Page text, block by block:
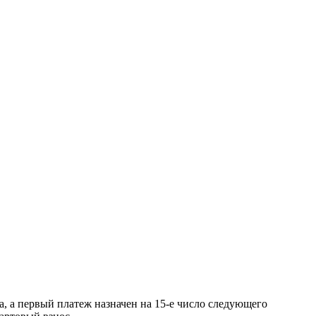
(1 + r)^n}{(1 + r)^n - 1}
\times (1.0125)^{12}}{(1.0125)^{12} - 1}
а первый платеж назначен на 15-е число следующего